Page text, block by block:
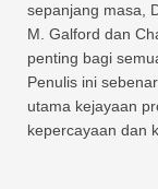
sepanjang masa,
M. Galford dan
penting bagi
Penulis ini
utama kejayaan
kepercayaan dan